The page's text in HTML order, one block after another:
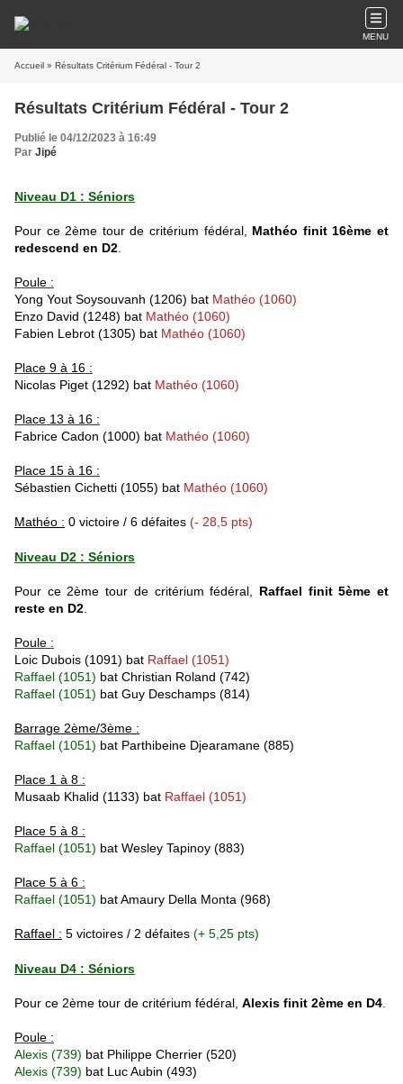
MENU
Accueil » Résultats Critérium Fédéral - Tour 2
Résultats Critérium Fédéral - Tour 2
Publié le 04/12/2023 à 16:49
Par Jipé
Niveau D1 : Séniors
Pour ce 2ème tour de critérium fédéral, Mathéo finit 16ème et
redescend en D2
Poule :
Yong Yout Soysouvanh (1206) bat Mathéo (1060)
Enzo David (1248) bat Mathéo (1060)
Fabien Lebrot (1305) bat Mathéo (1060)
Place 9 à 16 :
Nicolas Piget (1292) bat Mathéo (1060)
Place 13 à 16 :
Fabrice Cadon (1000) bat Mathéo (1060)
Place 15 à 16 :
Sébastien Cichetti (1055) bat Mathéo (1060)
Mathéo : 0 victoire / 6 défaites (- 28,5 pts)
Niveau D2 : Séniors
Pour ce 2ème tour de critérium fédéral, Raffael finit 5ème et
reste en D2
Poule :
Loic Dubois (1091) bat Raffael (1051)
Raffael (1051) bat Christian Roland (742)
Raffael (1051) bat Guy Deschamps (814)
Barrage 2ème/3ème :
Raffael (1051) bat Parthibeine Djearamane (885)
Place 1 à 8 :
Musaab Khalid (1133) bat Raffael (1051)
Place 5 à 8 :
Raffael (1051) bat Wesley Tapinoy (883)
Place 5 à 6 :
Raffael (1051) bat Amaury Della Monta (968)
Raffael : 5 victoires / 2 défaites (+ 5,25 pts)
Niveau D4 : Séniors
Pour ce 2ème tour de critérium fédéral, Alexis finit 2ème en D4
Poule :
Alexis (739) bat Philippe Cherrier (520)
Alexis (739) bat Luc Aubin (493)